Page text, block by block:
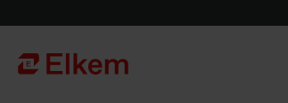
To start page